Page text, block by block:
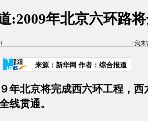
:2009年北京六环路
[我来
来源：新华网 作者：综合报道
北京将完成西六环工程，西
线贯通。